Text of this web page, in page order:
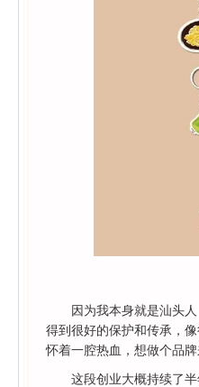
因为我本身就是汕头
得到很好的保护和传承，
怀着一腔热血，想做个品牌
这段创业大概持续了